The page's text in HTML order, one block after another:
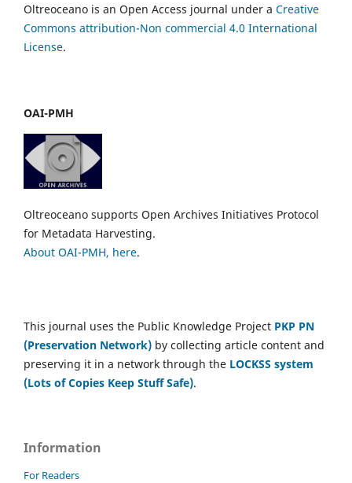
Oltreoceano is an Open Access journal under a Creative
Commons attribution-Non commercial 4.0 International
License.
OAI-PMH
Oltreoceano supports Open Archives Initiatives Protocol
for Metadata Harvesting.
About OAI-PMH, here.
This journal uses the Public Knowledge Project PKP PN
(Preservation Network) by collecting article content and
preserving it in a network through the LOCKSS system
(Lots of Copies Keep Stuff Safe).
Information
For Readers